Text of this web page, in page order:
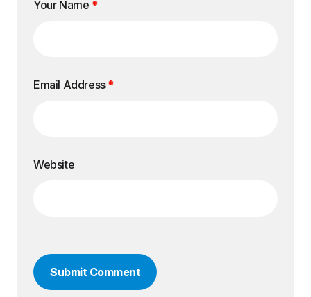
Your Name *
Email Address *
Website
Submit Comment